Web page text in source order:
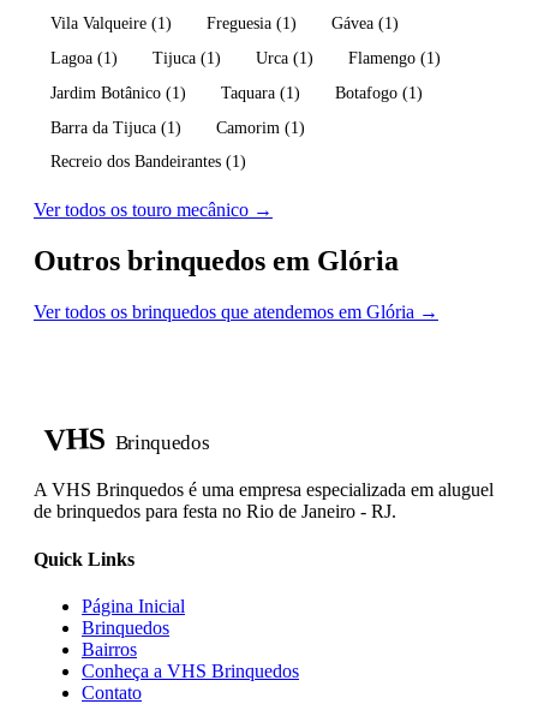
Vila Valqueire(1) Freguesia(1) Gávea (1)
Lagoa(1) Tijuca(1) Urca (1) Flamengo (1)
Jardim Botânico(1) Taquara(1) Botafogo (1)
Barra da Tijuca(1) Camorim(1)
Recreio dos Bandeirantes(1)
Ver todos os touro mecânico →
Outros brinquedos em Glória
Ver todos os brinquedos que atendemos em Glória →
VHS Brinquedos
A VHS Brinquedos é uma empresa especializada em aluguel
de brinquedos para festa no Rio de Janeiro - RJ.
Quick Links
Página Inicial
Brinquedos
Bairros
Conheça a VHS Brinquedos
Contato